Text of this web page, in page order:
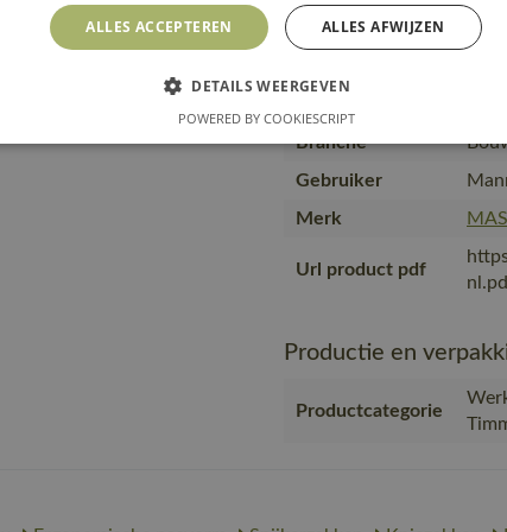
Producttype
Branche
Gebruiker
Merk
Url product pdf
Productie en
Productcategorie
ALLES ACCEPTEREN ALLES AFWIJZEN
DETAILS WEERGEVEN
POWERED BY COOKIESCRIPT